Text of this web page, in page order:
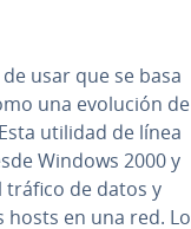
usar que se basa
una evolución de
utilidad de línea
Windows 2000 y
de datos y
en una red.